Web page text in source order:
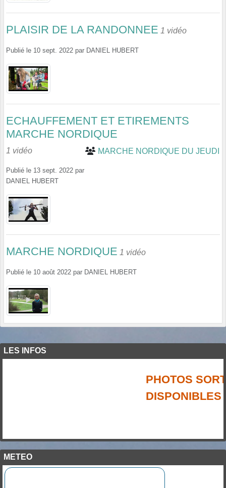
PLAISIR DE LA RANDONNEE 1 vidéo
Publié le 10 sept. 2022 par DANIEL HUBERT
ECHAUFFEMENT ET ETIREMENTS
MARCHE NORDIQUE
1 vidéo MARCHE NORDIQUE DU JEUDI
Publié le 13 sept. 2022 par
DANIEL HUBERT
MARCHE NORDIQUE 1 vidéo
Publié le 10 août 2022 par DANIEL HUBERT
LES INFOS
PHOTOS
DISPONIBLES
METEO